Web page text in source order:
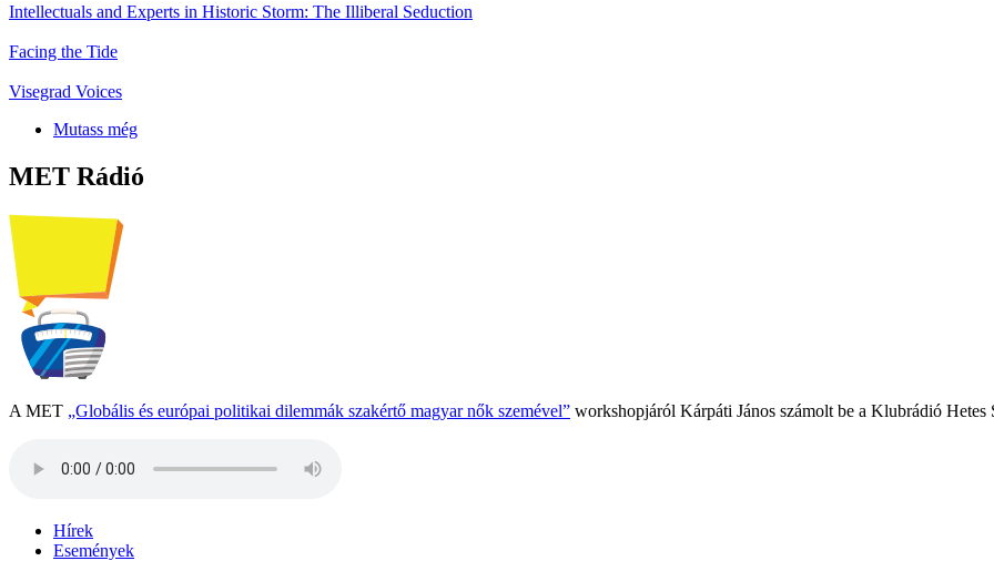
Intellectuals and Experts in Historic Storm: The Illiberal Seduction
Facing the Tide
Visegrad Voices
Mutass még
MET Rádió
A MET „Globális és európai politikai dilemmák szakértő magyar nők szemével” workshopjáról Kárpáti János számolt be a Klubrádió
Hírek
Események